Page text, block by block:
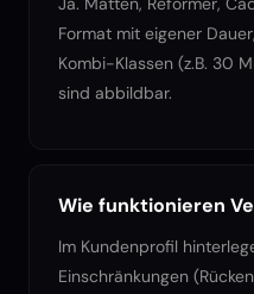
Format mit eigener
Kombi-Klassen (z.B. 30
sind abbildbar.
Wie funktionieren
Im Kundenprofil
Einschränkungen